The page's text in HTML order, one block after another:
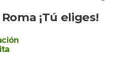
¡Tú eliges!